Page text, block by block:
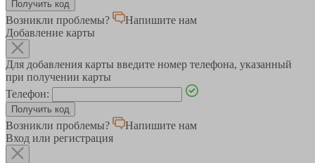
Возникли проблемы?
Напишите нам
Добавление карты
Для добавления карты введите номер телефона, указанный
при получении карты
Телефон:
Возникли проблемы?
Напишите нам
Вход или регистрация